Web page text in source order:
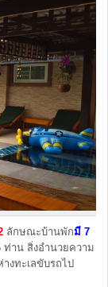
ลักษณะบ้านพักมี 7
ท่าน สิ่งอำนวยความ
งทะเลขับรถไป